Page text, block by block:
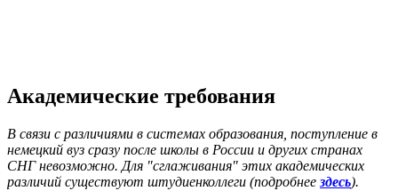
Академические требования
В связи с различиями в системах образования, поступление в
немецкий вуз сразу после школы в России и других странах
СНГ невозможно. Для "сглаживания" этих академических
различий существуют штудиенколлеги (подробнее здесь).